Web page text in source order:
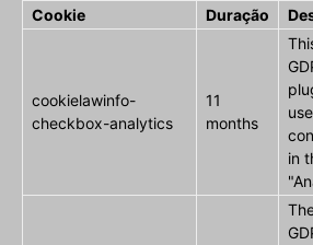
Cookie
Duração
cookielawinfo-
checkbox-analytics
11
months
in